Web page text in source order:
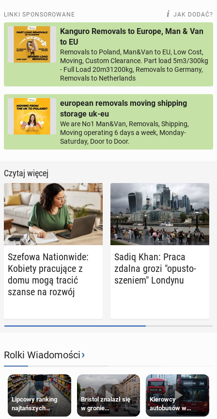
LINKI SPONSOROWANE JAK DODAĆ?
Kanguro Removals to Europe, Man & Van
to EU
Removals to Poland, Man&Van to EU, Low Cost,
Moving, Custom Clearance. Part load 5m3/300kg
- Full Load 20m31200kg, Removals to Germany,
Removals to Netherlands
european removals moving shipping
storage uk-eu
We are No1 Man&Van, Removals, Shipping,
Moving operating 6 days a week, Monday-
Saturday, Door to Door.
Czytaj więcej
Szefowa Na­tion­wi­de:
Kobiety pra­cu­ją­ce z
domu mogą tracić
szanse na rozwój
Sadiq Khan: Praca
zdalna grozi "opu­sto­
sze­niem" Londynu
Rolki Wiadomości›
Lipcowy ranking
najtańszych
supermarketów
Bristol znalazł się
w gronie
najlepszych
Kierowcy
autobusów w
Londynie